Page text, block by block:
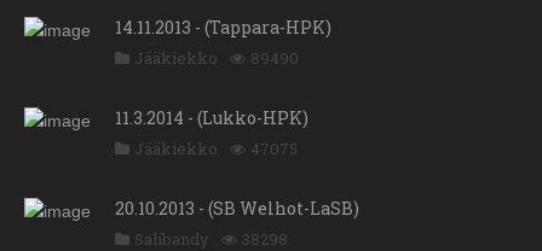
14.11.2013 - (Tappara-HPK)
Jääkiekko 89490
11.3.2014 - (Lukko-HPK)
Jääkiekko 47075
20.10.2013 - (SB Welhot-LaSB)
Salibandy 38298